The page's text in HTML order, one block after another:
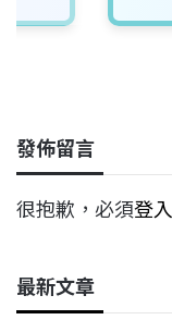
發佈留言
很抱歉，必須登入
最新文章